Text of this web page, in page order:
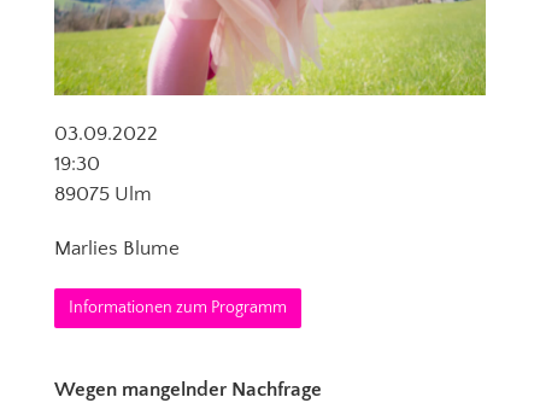
Wegen mangelnder Nachfrage
03.09.2022
19:30
89075 Ulm
Marlies Blume
Informationen zum Programm